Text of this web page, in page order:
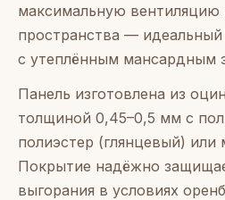
максимальную вентиляцию
пространства — идеальный
с утеплённым мансардным
Панель изготовлена из
толщиной 0,45–0,5 мм с
полиэстер (глянцевый) или
Покрытие надёжно
выгорания в условиях